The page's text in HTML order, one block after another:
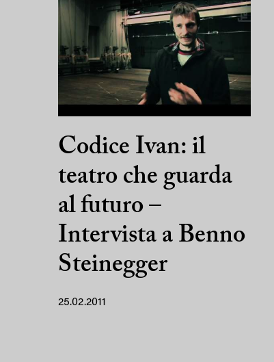
Codice Ivan: il
teatro che guarda
al futuro –
Intervista a Benno
Steinegger
25.02.2011